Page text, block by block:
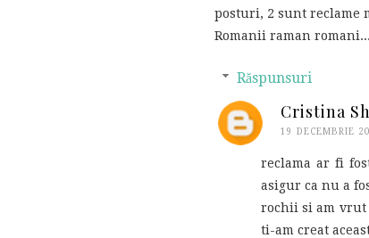
posturi, 2 sunt reclame
Romanii raman
Răspunsuri
Cristina
19 DECEMBRIE
reclama ar fi
asigur ca nu a
rochii si am vrut
ti-am creat